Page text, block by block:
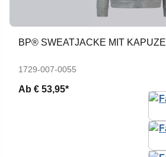
BP® SWEATJACKE MIT KAPUZE
1729-007-0055
Ab € 53,95*